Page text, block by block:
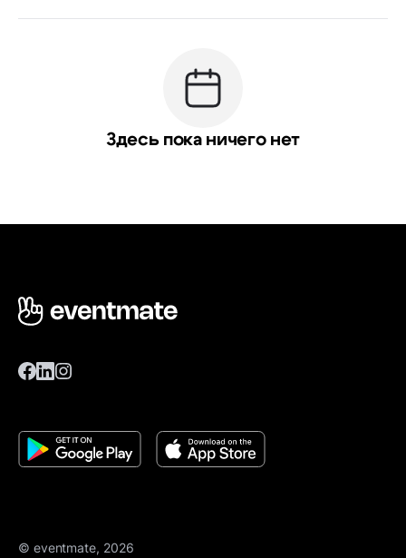
Здесь пока ничего нет
© eventmate, 2026